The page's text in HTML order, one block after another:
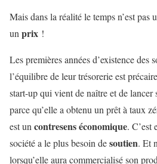
Mais dans la réalité le temps n’est pas
un prix !
Les premières années d’existence des
l’équilibre de leur trésorerie est
start-up qui vient de naître et de lancer
parce qu’elle a obtenu un prêt à taux
est un contresens économique. C’est
société a le plus besoin desoutien. Et
lorsqu’elle aura commercialisé son